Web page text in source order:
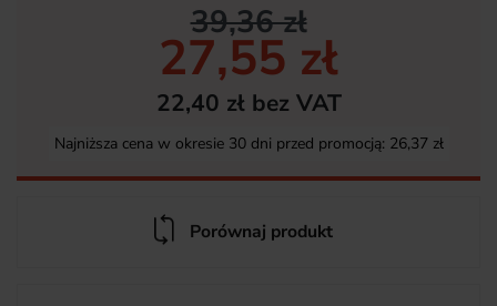
39,36 zł
27,55 zł
22,40 zł bez VAT
Najniższa cena w okresie 30 dni przed promocją: 26,37 zł
Porównaj produkt